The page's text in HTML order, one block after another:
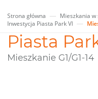
Strona główna
Mieszkania w
Inwestycja Piasta Park VI
Piasta
Mieszkanie G1/G1-14